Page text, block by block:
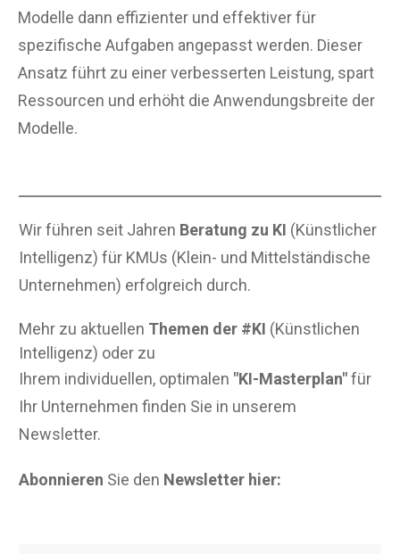
Modelle dann effizienter und effektiver für
spezifische Aufgaben angepasst werden. Dieser
Ansatz führt zu einer verbesserten Leistung, spart
Ressourcen und erhöht die Anwendungsbreite der
Modelle.
Wir führen seit Jahren Beratung zu KI (Künstlicher
Intelligenz) für KMUs (Klein- und Mittelständische
Unternehmen) erfolgreich durch.
Mehr zu aktuellen Themen der #KI (Künstlichen
Intelligenz) oder zu
Ihrem individuellen, optimalen "KI-Masterplan"für
Ihr Unternehmen finden Sie in unserem
Newsletter.
Abonnieren Sie den Newsletter hier: